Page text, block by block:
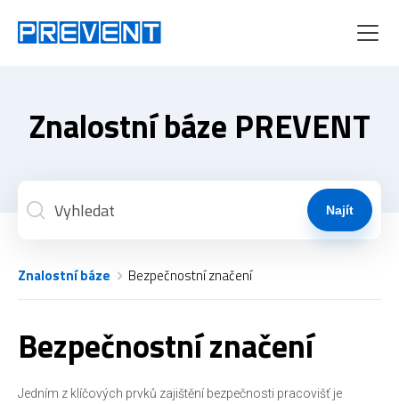
Menu
Znalostní báze PREVENT
Najít
Znalostní báze Bezpečnostní značení
Bezpečnostní značení
Jedním z klíčových prvků zajištění bezpečnosti pracovišť je